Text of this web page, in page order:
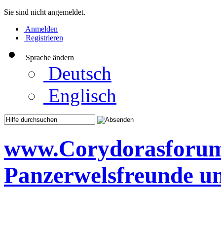
Sie sind nicht angemeldet.
Anmelden
Registrieren
Sprache ändern
Deutsch
Englisch
Panzerwelsfreunde